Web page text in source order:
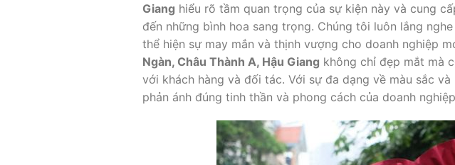
Giang hiểu rõ tầm quan trọng của sự kiện này và cung
đến những bình hoa sang trọng. Chúng tôi luôn lắng
thể hiện sự may mắn và thịnh vượng cho doanh nghiệp
Ngàn, Châu Thành A, Hậu Giang không chỉ đẹp mắt mà
với khách hàng và đối tác. Với sự đa dạng về màu sắc
phản ánh đúng tinh thần và phong cách của doanh